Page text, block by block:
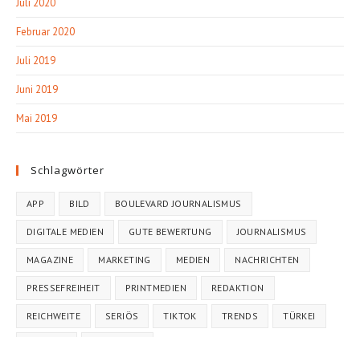
Juli 2020
Februar 2020
Juli 2019
Juni 2019
Mai 2019
Schlagwörter
APP BILD BOULEVARD JOURNALISMUS
DIGITALE MEDIEN GUTE BEWERTUNG JOURNALISMUS
MAGAZINE MARKETING MEDIEN NACHRICHTEN
PRESSEFREIHEIT PRINTMEDIEN REDAKTION
REICHWEITE SERIÖS TIKTOK TRENDS TÜRKEI